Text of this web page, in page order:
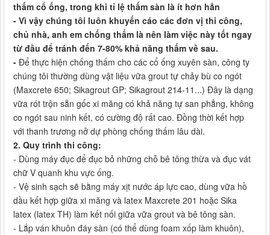
thấm cổ ống, trong khi tỉ lệ thấm sàn là ít hơn hẳn
- Vì vậy chúng tôi luôn khuyến cáo các đơn vị thi công,
chủ nhà, anh em chống thấm là nên làm việc này tốt ngay
từ đầu để tránh đến 7-80% khả năng thấm về sau.
- Để thực hiện chống thấm cho các cổ ống xuyên sàn, công ty
chúng tôi thường dùng vật liệu vữa grout tự chảy bù co ngót
(Maxcrete 650; Sikagrout GP; Sikagrout 214-11...) Đây là dạng
vữa rót trộn sẵn gốc xi măng có khả năng tự san phẳng, không
co ngót sau ninh kết, có cường độ rất cao. Đồng thời kết hợp
với thanh trương nở dự phòng chống thấm lâu dài.
2. Quy trình thi công:
- Dùng máy đục để đục bỏ những chỗ bê tông thừa và đục vát
chữ V quanh khu vực ống.
- Vệ sinh sạch sẽ bằng máy xịt nước áp lực cao, dùng vữa hồ
dầu kết hợp giữa xi măng và latex Maxcrete 201 hoặc Sika
latex (latex TH) làm kết nối giữa vữa grout và bê tông sàn.
- Lắp ván khuôn đáy sàn (có thể dùng foam xốp làm khuôn),